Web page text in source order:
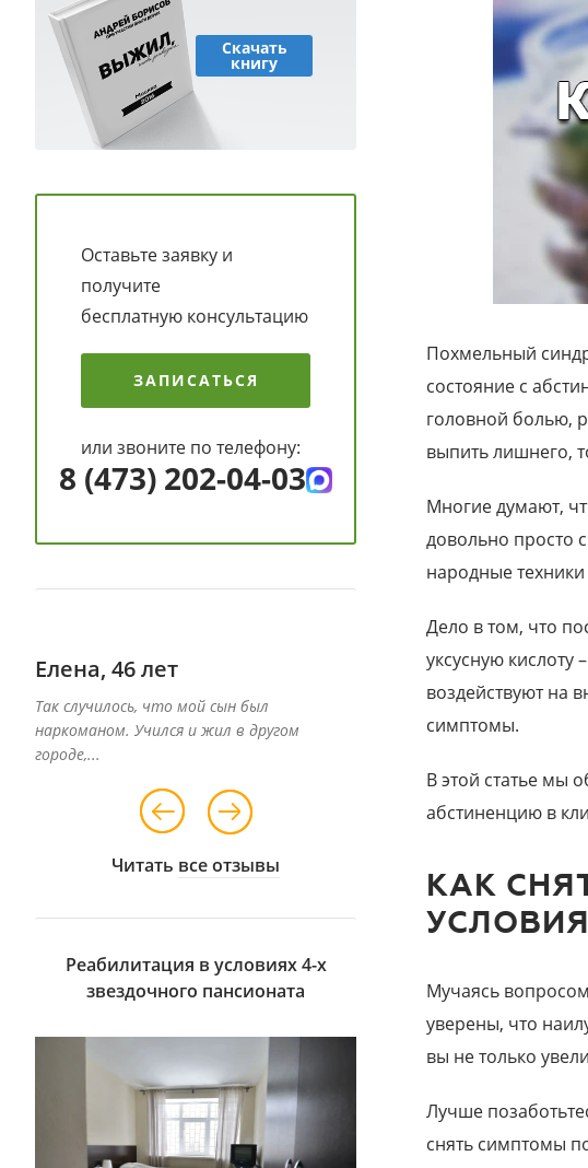
Похмельный
состояние с
головной болью,
выпить лишнего,
Многие думают,
довольно просто
народные
Дело в том, что
уксусную кислоту
воздействуют на
симптомы.
В этой статье мы
абстиненцию в
КАК
Мучаясь
уверены, что
вы не только
Лучше
снять симптомы
Скачать
книгу
Оставьте заявку и
получите
бесплатную консультацию
ЗАПИСАТЬСЯ
или звоните по телефону:
8 (473) 202-04-03
Елена, 46 лет
Так случилось, что мой сын был
наркоманом. Учился и жил в другом
городе,...
Даниил, 39 лет
Специалисты данного центра
вернуть к жизни мою младшую
Читать все отзывы
Реабилитация в условиях 4-х
звездочного пансионата